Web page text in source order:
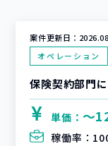
案件更新日：
オペレーション
単価： 〜
稼働率：